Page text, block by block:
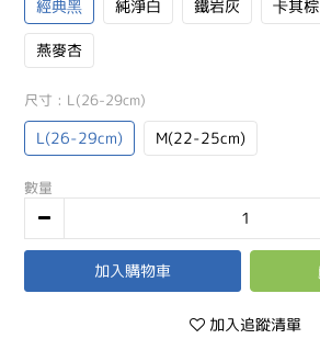
經典黑 純淨白 鐵岩灰 卡其棕
燕麥杏
尺寸 : L(26-29cm)
L(26-29cm) M(22-25cm)
數量
加入購物車
加入追蹤清單